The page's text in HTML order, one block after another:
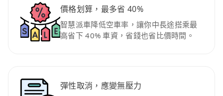
價格划算，最多省 40%
智慧派車降低空車率，讓你中長途搭乘最
高省下 40% 車資，省錢也省比價時間。
彈性取消，應變無壓力